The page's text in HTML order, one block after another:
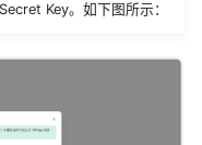
Key。如下图所示：